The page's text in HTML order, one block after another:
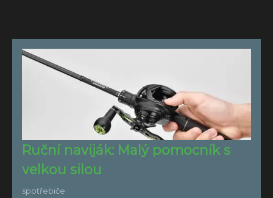
Ruční naviják: Malý pomocník s
velkou silou
spotřebiče